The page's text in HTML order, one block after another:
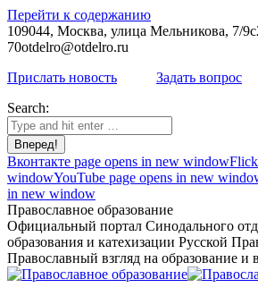
Перейти к содержанию
109044, Москва, улица Мельникова, 7/
70otdelro@otdelro.ru
Прислать новость
Задать вопрос
Search:
Вконтакте page opens in new window
windowYouTube page opens in new
in new window
Православное образование
Официальный портал Синодального
образования и катехизации Русской
Православный взгляд на образование и